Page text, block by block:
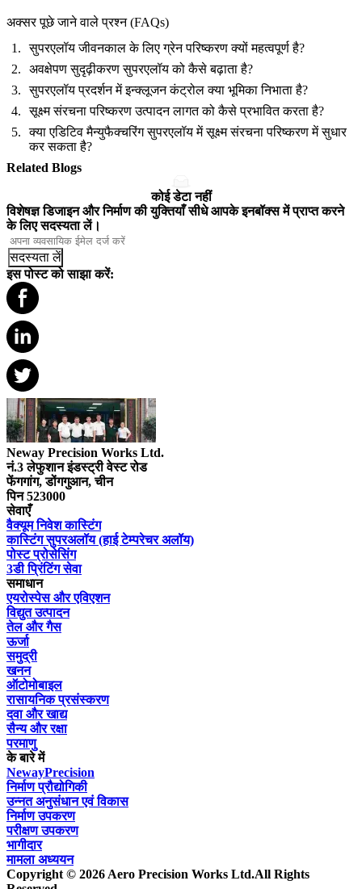
अक्सर पूछे जाने वाले प्रश्न (FAQs)
सुपरएलॉय जीवनकाल के लिए ग्रेन परिष्करण क्यों महत्वपूर्ण है?
अवक्षेपण सुदृढ़ीकरण सुपरएलॉय को कैसे बढ़ाता है?
सुपरएलॉय प्रदर्शन में इन्क्लूजन कंट्रोल क्या भूमिका निभाता है?
सूक्ष्म संरचना परिष्करण उत्पादन लागत को कैसे प्रभावित करता है?
क्या एडिटिव मैन्युफैक्चरिंग सुपरएलॉय में सूक्ष्म संरचना परिष्करण में सुधार
कर सकता है?
Related Blogs
कोई डेटा नहीं
विशेषज्ञ डिजाइन और निर्माण की युक्तियाँ सीधे आपके इनबॉक्स में प्राप्त करने
के लिए सदस्यता लें।
सदस्यता लें
इस पोस्ट को साझा करें:
Neway Precision Works Ltd.
नं.3 लेफुशान इंडस्ट्री वेस्ट रोड
फेंगगांग, डोंगगुआन, चीन
पिन 523000
सेवाएँ
वैक्यूम निवेश कास्टिंग
कास्टिंग सुपरअलॉय (हाई टेम्परेचर अलॉय)
पोस्ट प्रोसेसिंग
3डी प्रिंटिंग सेवा
समाधान
एयरोस्पेस और एविएशन
विद्युत उत्पादन
तेल और गैस
ऊर्जा
समुद्री
खनन
ऑटोमोबाइल
रासायनिक प्रसंस्करण
दवा और खाद्य
सैन्य और रक्षा
परमाणु
के बारे में
NewayPrecision
निर्माण प्रौद्योगिकी
उन्नत अनुसंधान एवं विकास
निर्माण उपकरण
परीक्षण उपकरण
भागीदार
मामला अध्ययन
Copyright © 2026 Aero Precision Works Ltd.All Rights